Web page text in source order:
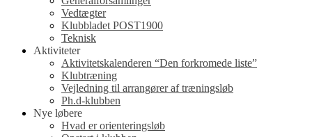
Vedtægter
Klubbladet POST1900
Teknisk
Aktiviteter
Aktivitetskalenderen “Den forkromede liste”
Klubtræning
Vejledning til arrangører af træningsløb
Ph.d-klubben
Nye løbere
Hvad er orienteringsløb